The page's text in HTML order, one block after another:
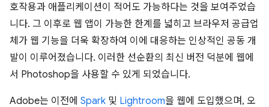
호작용과 애플리케이션이 적어도 가능하다는 것을 보여주었습
니다. 그 이후로 웹 앱이 가능한 한계를 넓히고 브라우저 공급업
체가 웹 기능을 더욱 확장하여 이에 대응하는 인상적인 공동 개
발이 이루어졌습니다. 이러한 선순환의 최신 버전 덕분에 웹에
서 Photoshop을 사용할 수 있게 되었습니다.
Adobe는 이전에 Spark 및 Lightroom을 웹에 도입했으며, 오